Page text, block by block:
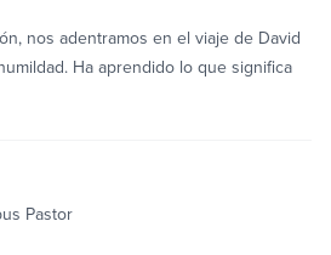
nos adentramos en el viaje de David
Ha aprendido lo que significa
Pastor